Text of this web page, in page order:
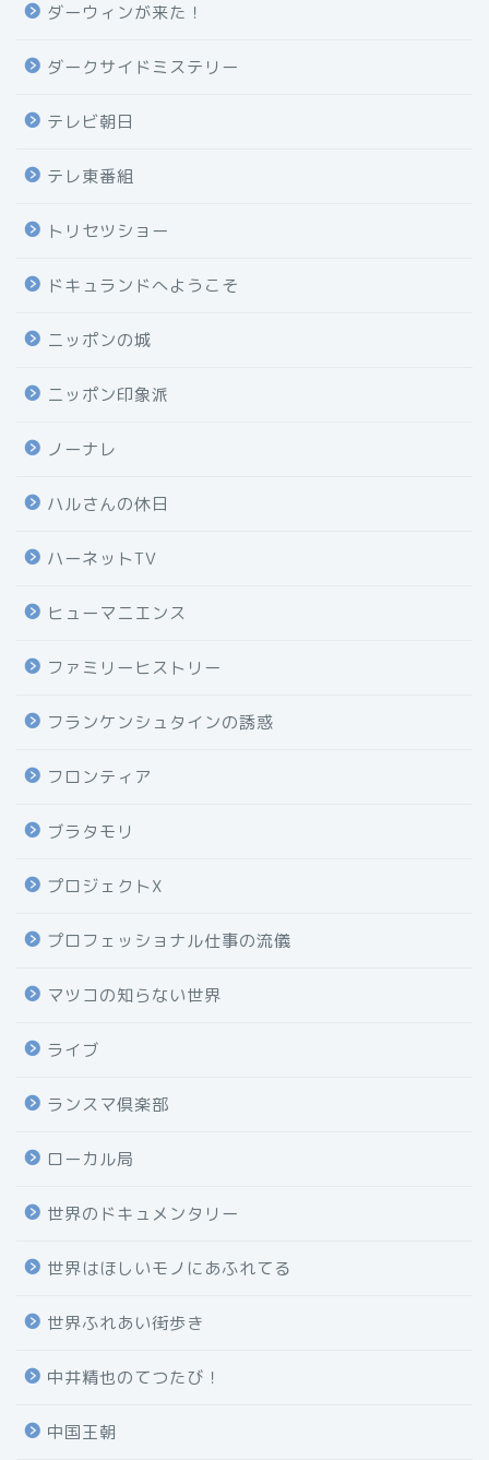
ダーウィンが来た！
ダークサイドミステリー
テレビ朝日
テレ東番組
トリセツショー
ドキュランドへようこそ
ニッポンの城
ニッポン印象派
ノーナレ
ハルさんの休日
ハーネットTV
ヒューマニエンス
ファミリーヒストリー
フランケンシュタインの誘惑
フロンティア
ブラタモリ
プロジェクトX
プロフェッショナル仕事の流儀
マツコの知らない世界
ライブ
ランスマ倶楽部
ローカル局
世界のドキュメンタリー
世界はほしいモノにあふれてる
世界ふれあい街歩き
中井精也のてつたび！
中国王朝